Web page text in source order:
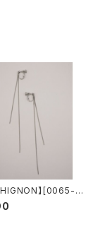
】[0065-45
ンレスチェーンロ
ング